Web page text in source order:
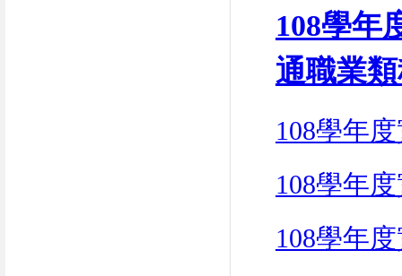
108學年
通職業
108學年
108學年
108學年